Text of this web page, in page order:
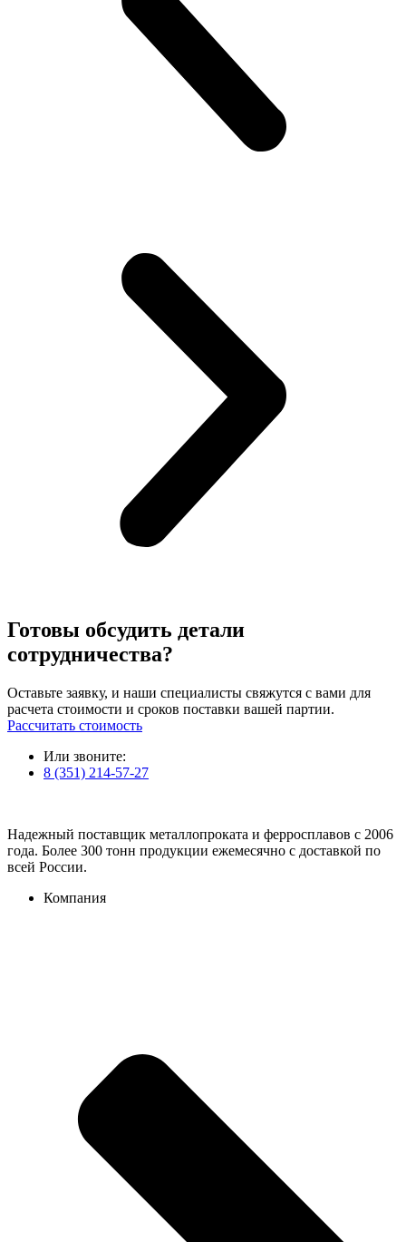
Готовы обсудить детали
сотрудничества?
Оставьте заявку, и наши специалисты свяжутся с вами для
расчета стоимости и сроков поставки вашей партии.
Рассчитать стоимость
Или звоните:
8 (351) 214-57-27
Надежный поставщик металлопроката и ферросплавов с 2006
года. Более 300 тонн продукции ежемесячно с доставкой по
всей России.
Компания